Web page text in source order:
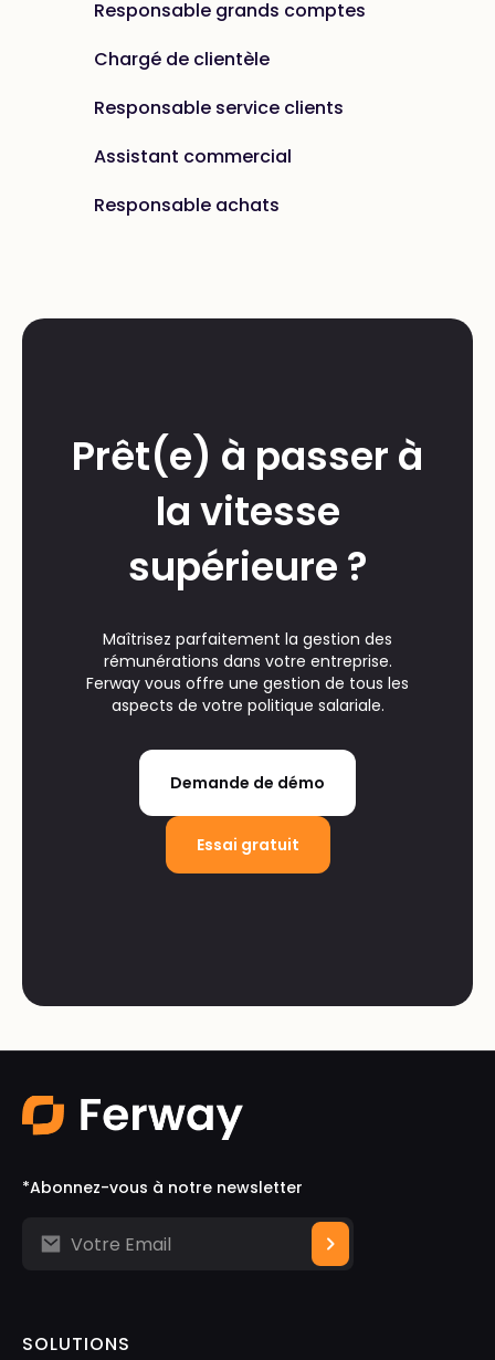
Responsable grands comptes
Chargé de clientèle
Responsable service clients
Assistant commercial
Responsable achats
Prêt(e) à passer à
la vitesse
supérieure ?
Maîtrisez parfaitement la gestion des
rémunérations dans votre entreprise.
Ferway vous offre une gestion de tous les
aspects de votre politique salariale.
Demande de démo
Essai gratuit
SOLUTIONS
*Abonnez-vous à notre newsletter